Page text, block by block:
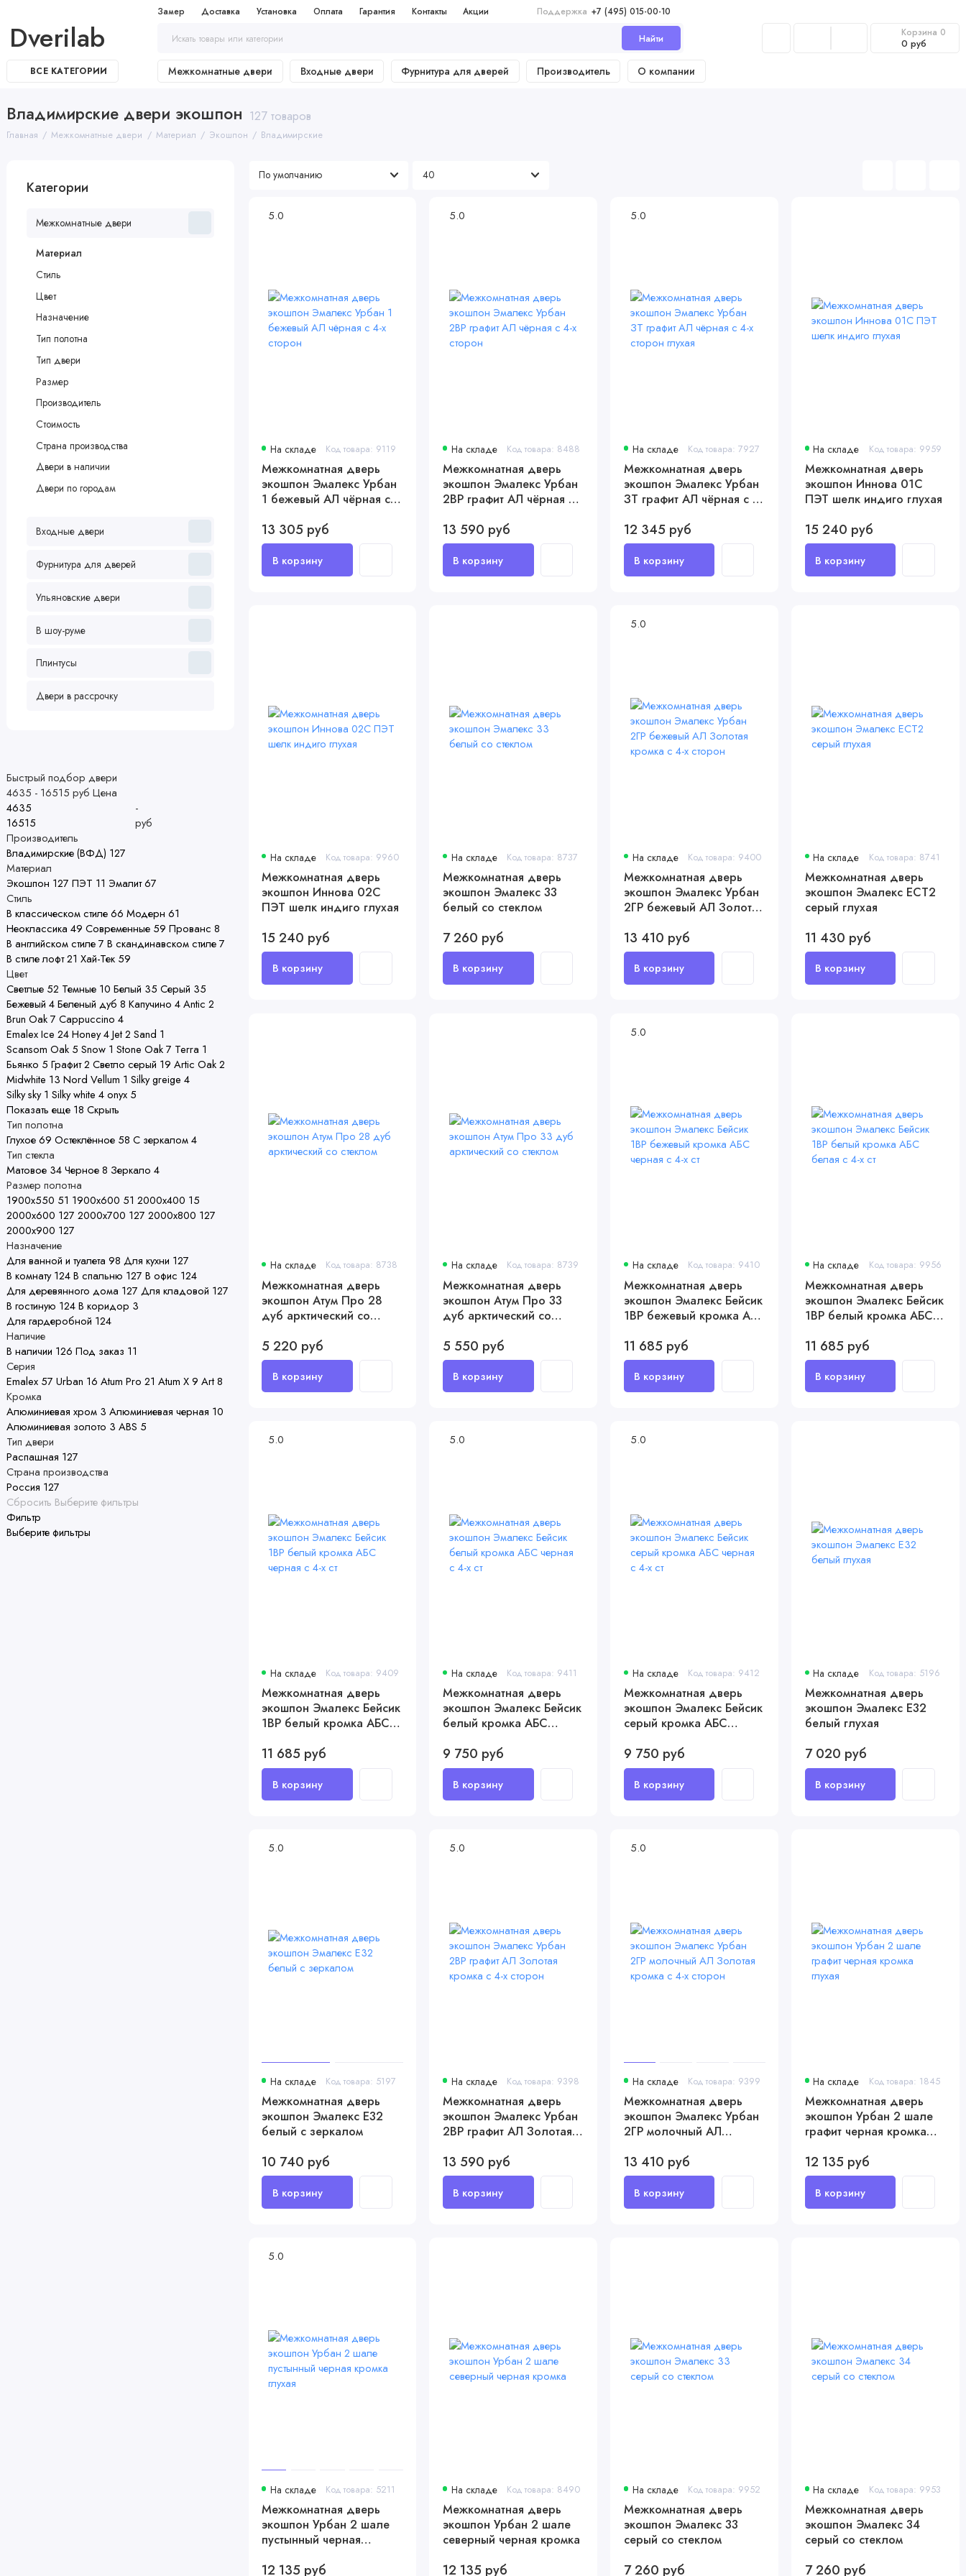
Замер Доставка Установка Оплата Гарантия Контакты Акции Поддержка +7 (495) 015-00-10
Dverilab Найти Корзина 0
0 руб
ВСЕ КАТЕГОРИИ Межкомнатные двери Входные двери Фурнитура для дверей Производитель О компании
Владимирские двери экошпон 127 товаров
Главная Межкомнатные двери Материал Экошпон Владимирские
Категории
Межкомнатные двери
Материал
Стиль
Цвет
Назначение
Тип полотна
Тип двери
Размер
Производитель
Стоимость
Страна производства
Двери в наличии
Двери по городам
Входные двери
Фурнитура для дверей
Ульяновские двери
В шоу-руме
Плинтусы
Двери в рассрочку
Быстрый подбор двери
4635 - 16515 рубЦена
-
руб
Производитель
Владимирские (ВФД) 127
Материал
Экошпон 127 ПЭТ 11 Эмалит67
Стиль
В классическом стиле66 Модерн 61
Неоклассика 49 Современные 59 Прованс 8
В английском стиле7 В скандинавском стиле7
В стиле лофт21 Хай-Тек 59
Цвет
Светлые 52 Темные 10 Белый 35 Серый 35
Бежевый 4Беленый дуб 8 Капучино 4Antic 2
Brun Oak7 Cappuccino 4
Emalex Ice 24Honey4Jet2 Sand 1
Scansom Oak 5 Snow 1 Stone Oak7 Terra 1
Бьянко 5 Графит2 Светло серый 19 Artic Oak2
Midwhite 13 Nord Vellum 1 Silky greige 4
Silky sky 1 Silky white 4onyx 5
Показать еще 18Скрыть
Тип полотна
Глухое69 Остеклённое 58 С зеркалом4
Тип стекла
Матовое 34Черное8 Зеркало 4
Размер полотна
1900х550 51 1900х600 51 2000х400 15
2000х600 127 2000х700 127 2000х800 127
2000х900 127
Назначение
Для ванной и туалета 98 Для кухни 127
В комнату 124В спальню 127 В офис 124
Для деревянного дома 127 Для кладовой 127
В гостиную 124В коридор 3
Для гардеробной 124
Наличие
В наличии 126 Под заказ 11
Серия
Emalex 57 Urban 16 Atum Pro 21 Atum X9 Art8
Кромка
Алюминиевая хром 3 Алюминиевая черная 10
Алюминиевая золото 3 ABS 5
Тип двери
Распашная 127
Страна производства
Россия 127
Сбросить Выберите фильтры
Фильтр
Выберите фильтры
5.0
На складе Код товара: 9119
Межкомнатная дверь
экошпон Эмалекс Урбан
1 бежевый АЛ чёрная с
13 305 руб
5.0
На складе Код товара: 8488
Межкомнатная дверь
экошпон Эмалекс Урбан
2ВР графит АЛ чёрная с
13 590 руб
5.0
На складе Код товара: 7927
Межкомнатная дверь
экошпон Эмалекс Урбан
ЗТ графит АЛ чёрная с 4-
12 345 руб
На складе Код товара: 9959
Межкомнатная дверь
экошпон Иннова 01С
ПЭТ шелк индиго глухая
15 240 руб
На складе Код товара: 9960
Межкомнатная дверь
экошпон Иннова 02С
ПЭТ шелк индиго глухая
15 240 руб
На складе Код товара: 8737
Межкомнатная дверь
экошпон Эмалекс 33
белый со стеклом
7 260 руб
5.0
На складе Код товара: 9400
Межкомнатная дверь
экошпон Эмалекс Урбан
2ГР бежевый АЛ Золотая
13 410 руб
На складе Код товара: 8741
Межкомнатная дверь
экошпон Эмалекс ЕСТ2
серый глухая
11 430 руб
На складе Код товара: 8738
Межкомнатная дверь
экошпон Атум Про 28
дуб арктический со
5 220 руб
На складе Код товара: 8739
Межкомнатная дверь
экошпон Атум Про 33
дуб арктический со
5 550 руб
5.0
На складе Код товара: 9410
Межкомнатная дверь
экошпон Эмалекс Бейсик
1ВР бежевый кромка АБС
11 685 руб
На складе Код товара: 9956
Межкомнатная дверь
экошпон Эмалекс Бейсик
1ВР белый кромка АБС
11 685 руб
5.0
На складе Код товара: 9409
Межкомнатная дверь
экошпон Эмалекс Бейсик
1ВР белый кромка АБС
11 685 руб
5.0
На складе Код товара: 9411
Межкомнатная дверь
экошпон Эмалекс Бейсик
белый кромка АБС
9 750 руб
5.0
На складе Код товара: 9412
Межкомнатная дверь
экошпон Эмалекс Бейсик
серый кромка АБС
9 750 руб
На складе Код товара: 5196
Межкомнатная дверь
экошпон Эмалекс Е32
белый глухая
7 020 руб
5.0
На складе Код товара: 5197
Межкомнатная дверь
экошпон Эмалекс Е32
белый с зеркалом
10 740 руб
5.0
На складе Код товара: 9398
Межкомнатная дверь
экошпон Эмалекс Урбан
2ВР графит АЛ Золотая
13 590 руб
5.0
На складе Код товара: 9399
Межкомнатная дверь
экошпон Эмалекс Урбан
2ГР молочный АЛ
сторон
13 410 руб
На складе Код товара: 1845
Межкомнатная дверь
экошпон Урбан 2 шале
графит черная кромка
12 135 руб
5.0
На складе Код товара: 5211
Межкомнатная дверь
экошпон Урбан 2 шале
пустынный черная
12 135 руб
На складе Код товара: 8490
Межкомнатная дверь
экошпон Урбан 2 шале
северный черная кромка
12 135 руб
На складе Код товара: 9952
Межкомнатная дверь
экошпон Эмалекс 33
серый со стеклом
7 260 руб
На складе Код товара: 9953
Межкомнатная дверь
экошпон Эмалекс 34
серый со стеклом
7 260 руб